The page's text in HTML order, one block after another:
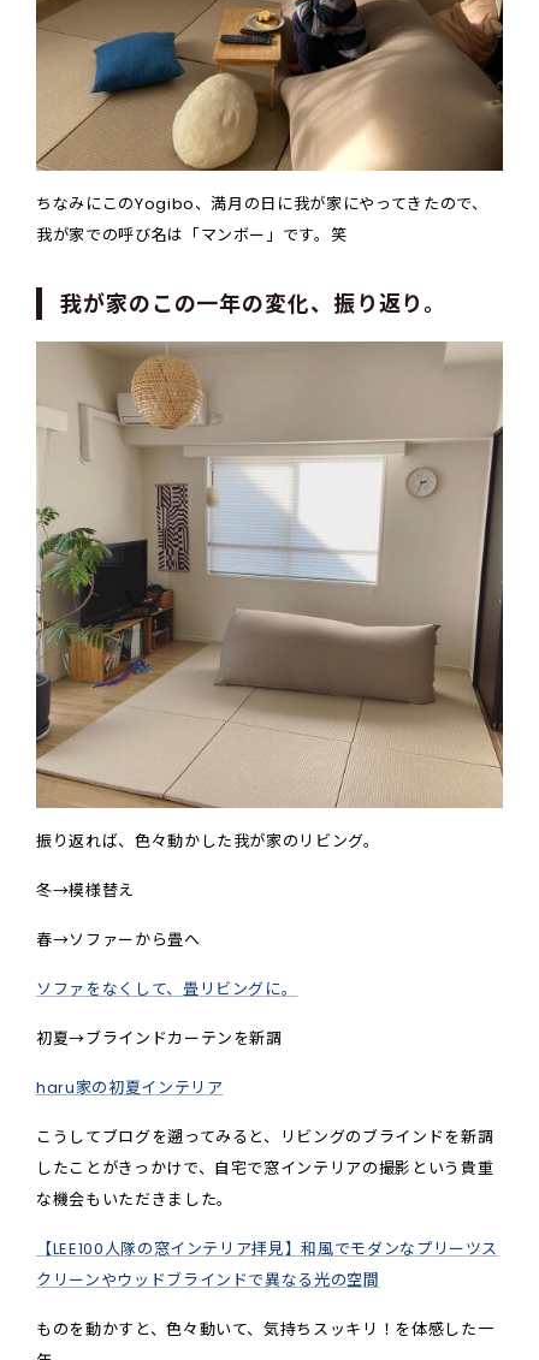
ちなみにこのYogibo、満月の日に我が家にやってきたので、
我が家での呼び名は「マンボー」です。笑
我が家のこの一年の変化、振り返り。
振り返れば、色々動かした我が家のリビング。
冬→模様替え
春→ソファーから畳へ
ソファをなくして、畳リビングに。
初夏→ブラインドカーテンを新調
haru家の初夏インテリア
こうしてブログを遡ってみると、リビングのブラインドを新調
したことがきっかけで、自宅で窓インテリアの撮影という貴重
な機会もいただきました。
【LEE100人隊の窓インテリア拝見】和風でモダンなプリーツス
クリーンやウッドブラインドで異なる光の空間
ものを動かすと、色々動いて、気持ちスッキリ！を体感した一